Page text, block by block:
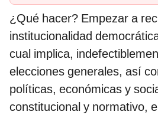
¿Qué hacer? Empezar a
institucionalidad
cual implica,
elecciones generales, así
políticas, económicas y
constitucional y normativo,